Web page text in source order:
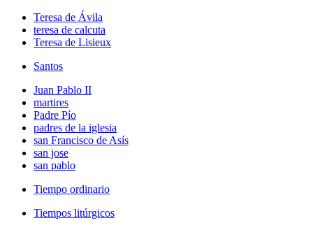
Teresa de Ávila
teresa de calcuta
Teresa de Lisieux
Santos
Juan Pablo II
martires
Padre Pío
padres de la iglesia
san Francisco de Asís
san jose
san pablo
Tiempo ordinario
Tiempos litúrgicos